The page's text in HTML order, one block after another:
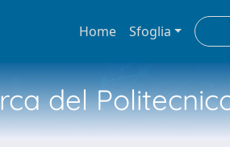
Home Sfoglia
del